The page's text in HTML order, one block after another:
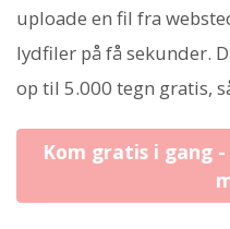
uploade en fil fra
lydfiler på få sekunder.
op til 5.000 tegn gratis,
Kom gratis i gang